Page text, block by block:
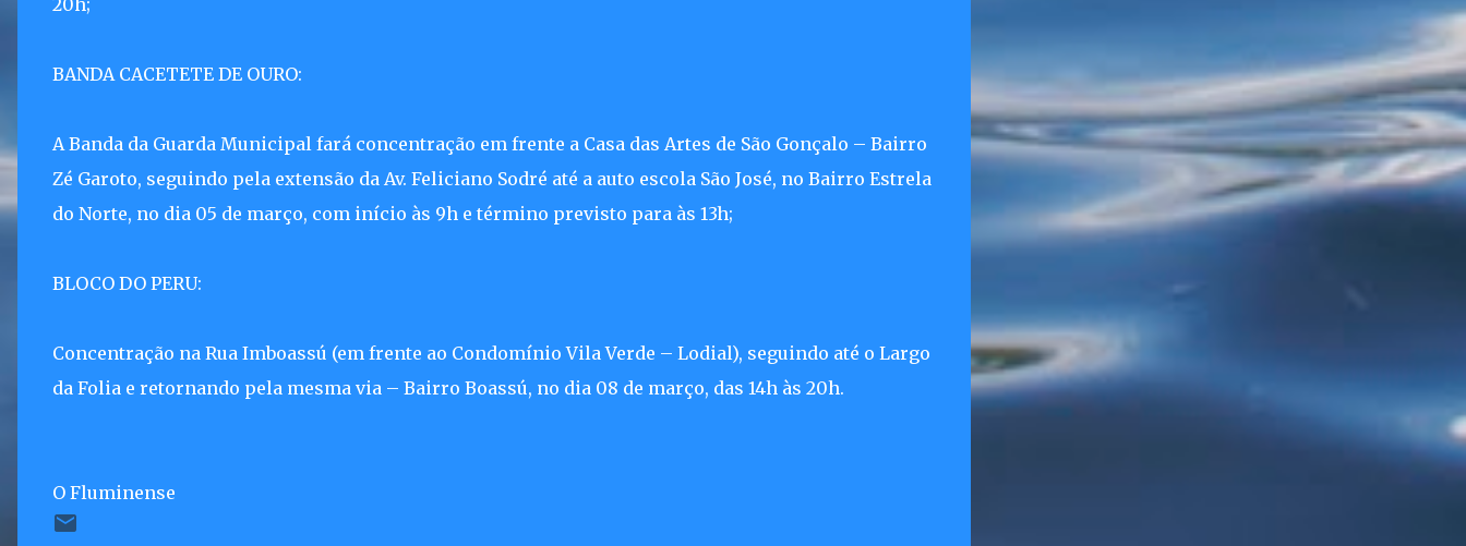
20h;
BANDA CACETETE DE OURO:
A Banda da Guarda Municipal fará concentração em frente a Casa das Artes de São Gonçalo – Bairro
Zé Garoto, seguindo pela extensão da Av. Feliciano Sodré até a auto escola São José, no Bairro Estrela
do Norte, no dia 05 de março, com início às 9h e término previsto para às 13h;
BLOCO DO PERU:
Concentração na Rua Imboassú (em frente ao Condomínio Vila Verde – Lodial), seguindo até o Largo
da Folia e retornando pela mesma via – Bairro Boassú, no dia 08 de março, das 14h às 20h.
O Fluminense